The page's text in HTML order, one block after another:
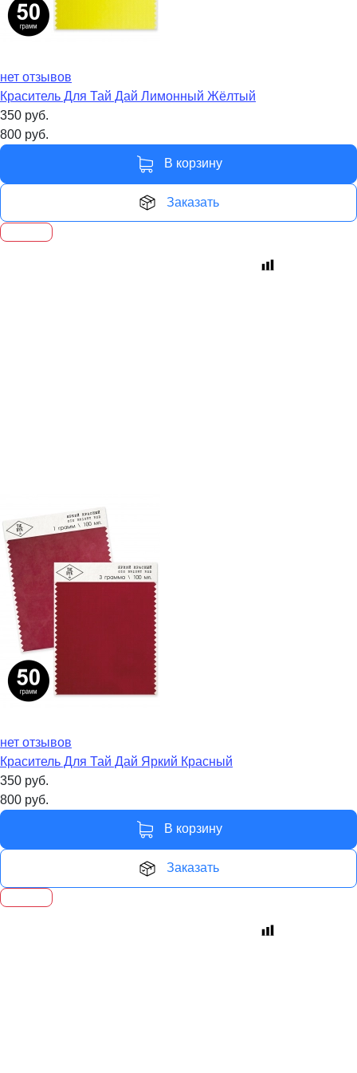
нет отзывов
Краситель Для Тай Дай Лимонный Жёлтый
350 руб.
800 руб.
В корзину
Заказать
нет отзывов
Краситель Для Тай Дай Яркий Красный
350 руб.
800 руб.
В корзину
Заказать